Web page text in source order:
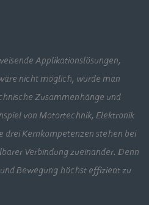
Applikationslösungen,
nicht möglich, würde man
Zusammenhänge und
von Motortechnik, Elektronik
drei Kernkompetenzen stehen bei
Verbindung zueinander. Denn
Bewegung höchst effizient zu